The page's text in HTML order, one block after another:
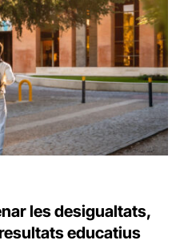
les desigualtats,
educatius